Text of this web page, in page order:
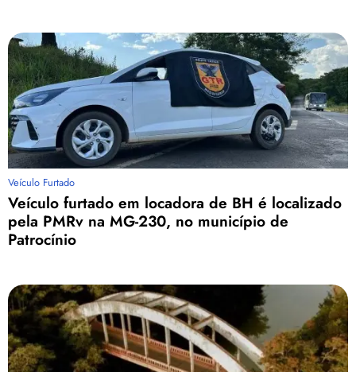
Veículo Furtado
Veículo furtado em locadora de BH é localizado
pela PMRv na MG-230, no município de
Patrocínio